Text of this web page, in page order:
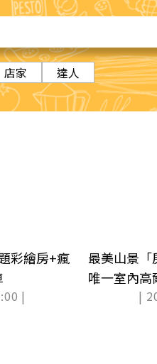
店家 達人
彩繪房+瘋
|
最美山景
唯一室內
|